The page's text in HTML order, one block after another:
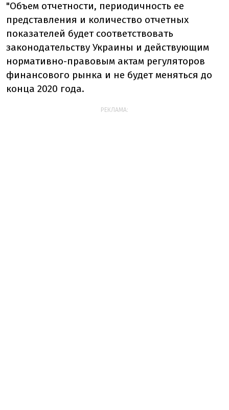
"Объем отчетности, периодичность ее
представления и количество отчетных
показателей будет соответствовать
законодательству Украины и действующим
нормативно-правовым актам регуляторов
финансового рынка и не будет меняться до
конца 2020 года.
РЕКЛАМА: